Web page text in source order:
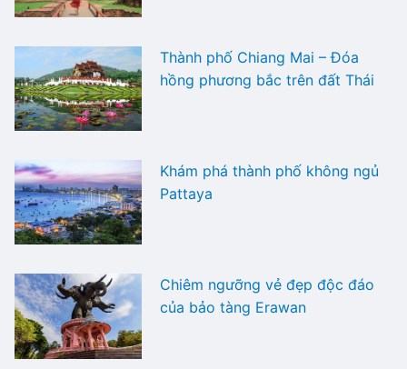
Thành phố Chiang Mai – Đóa
hồng phương bắc trên đất Thái
Khám phá thành phố không ngủ
Pattaya
Chiêm ngưỡng vẻ đẹp độc đáo
của bảo tàng Erawan